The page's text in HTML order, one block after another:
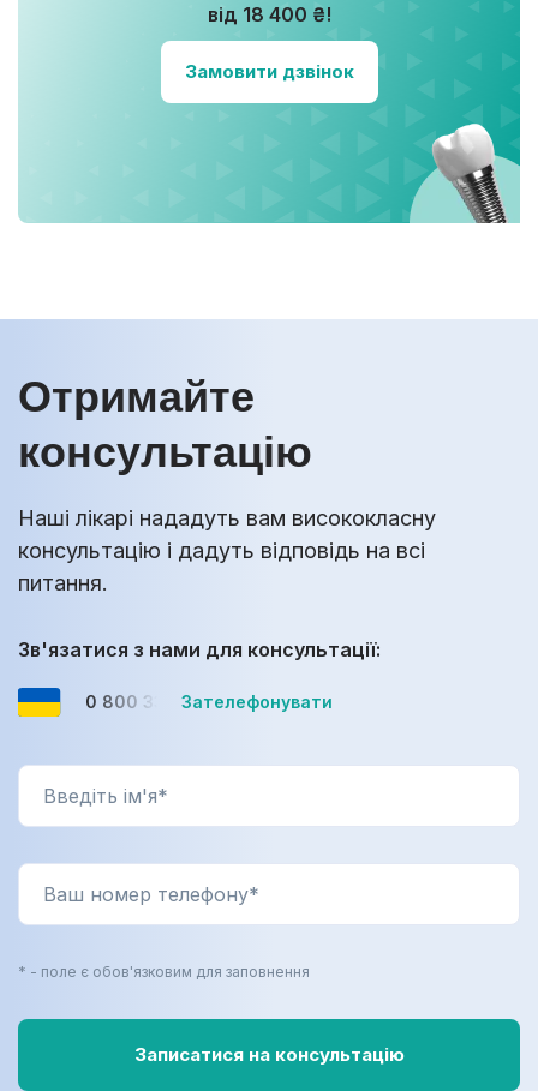
від 18 400 ₴!
Замовити дзвінок
Отримайте
консультацію
Наші лікарі нададуть вам висококласну
консультацію і дадуть відповідь на всі
питання.
Зв'язатися з нами для консультації:
0 800 33-08-12Зателефонувати
* - поле є обов'язковим для заповнення